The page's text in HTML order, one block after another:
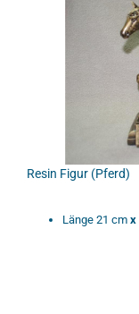
Resin Figur (Pferd)
Länge 21 cm x